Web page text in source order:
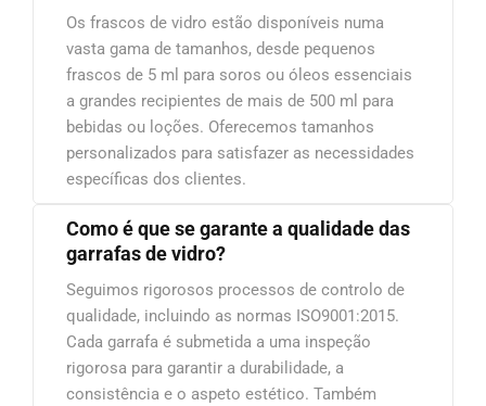
Os frascos de vidro estão disponíveis numa
vasta gama de tamanhos, desde pequenos
frascos de 5 ml para soros ou óleos essenciais
a grandes recipientes de mais de 500 ml para
bebidas ou loções. Oferecemos tamanhos
personalizados para satisfazer as necessidades
específicas dos clientes.
Como é que se garante a qualidade das
garrafas de vidro?
Seguimos rigorosos processos de controlo de
qualidade, incluindo as normas ISO9001:2015.
Cada garrafa é submetida a uma inspeção
rigorosa para garantir a durabilidade, a
consistência e o aspeto estético. Também